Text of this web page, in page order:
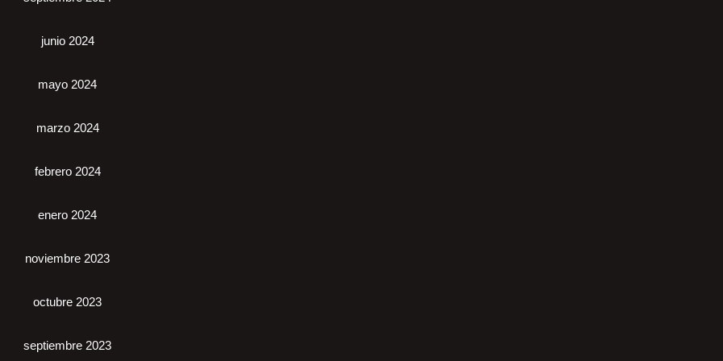
junio 2024
mayo 2024
marzo 2024
febrero 2024
enero 2024
noviembre 2023
octubre 2023
septiembre 2023